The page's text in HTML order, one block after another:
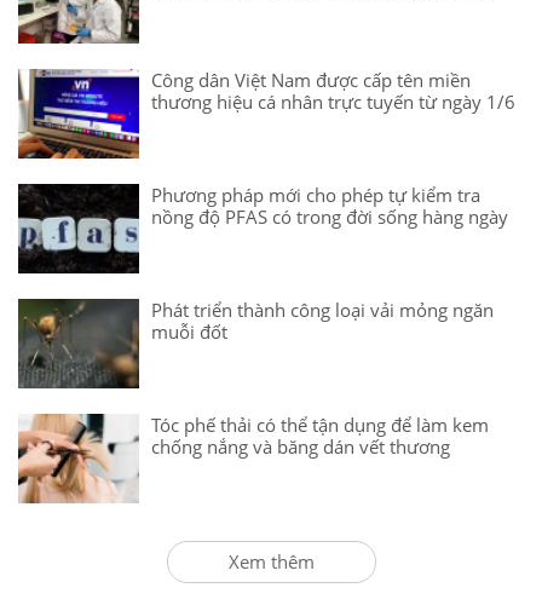
Công dân Việt Nam được cấp tên miền
thương hiệu cá nhân trực tuyến từ ngày 1/6
Phương pháp mới cho phép tự kiểm tra
nồng độ PFAS có trong đời sống hàng ngày
Phát triển thành công loại vải mỏng ngăn
muỗi đốt
Tóc phế thải có thể tận dụng để làm kem
chống nắng và băng dán vết thương
Xem thêm